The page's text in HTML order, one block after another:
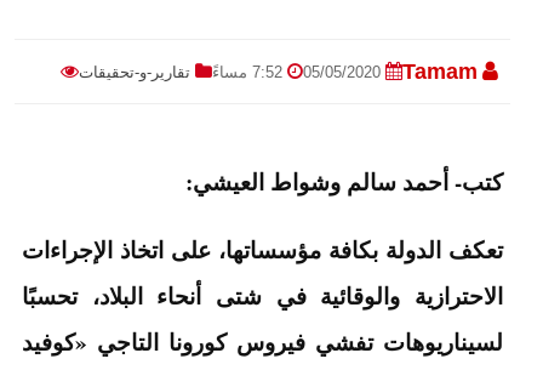
Tamam
05/05/2020 7:52 مساءً تقارير-و-تحقيقات
كتب- أحمد سالم وشواط العيشي:
تعكف الدولة بكافة مؤسساتها، على اتخاذ الإجراءات
الاحترازية والوقائية في شتى أنحاء البلاد، تحسبًا
لسيناريوهات تفشي فيروس كورونا التاجي «كوفيد